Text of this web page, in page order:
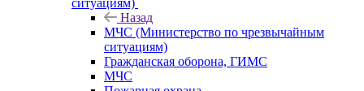
ситуациям)
Назад
МЧС (Министерство по чрезвычайным
ситуациям)
Гражданская оборона, ГИМС
МЧС